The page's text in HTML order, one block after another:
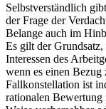
Selbstverständlich
der Frage der
Belange auch im
Es gilt der Grundsatz,
Interessen des
wenn es einen
Fallkonstellation ist
rationalen